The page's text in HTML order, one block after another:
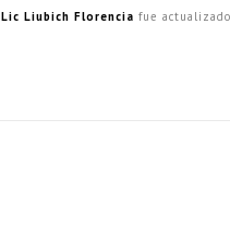
Lic Liubich Florencia fue actualizado